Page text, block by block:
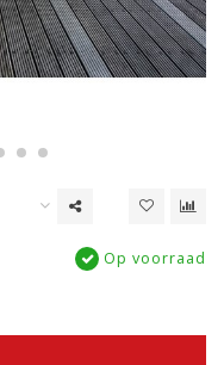
Op voorraad